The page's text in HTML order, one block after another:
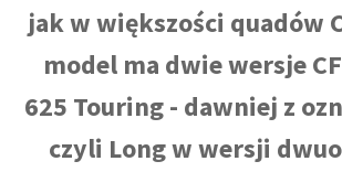
jak w większości quadów
model ma dwie wersje
625 Touring - dawniej z
czyli Long w wersji